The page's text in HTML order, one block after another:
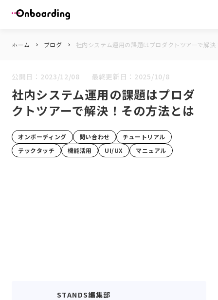
ホーム keyboard_arrow_right ブログ keyboard_arrow_right 社内システム運用の課題はプロダクトツアーで解
公開日： 2023/12/08 最終更新日： 2025/10/8
社内システム運用の課題はプロダ
クトツアーで解決！その方法とは
オンボーディング 問い合わせ
チュートリアル
テックタッチ
機能活用 UI/UX マニュアル
STANDS編集部